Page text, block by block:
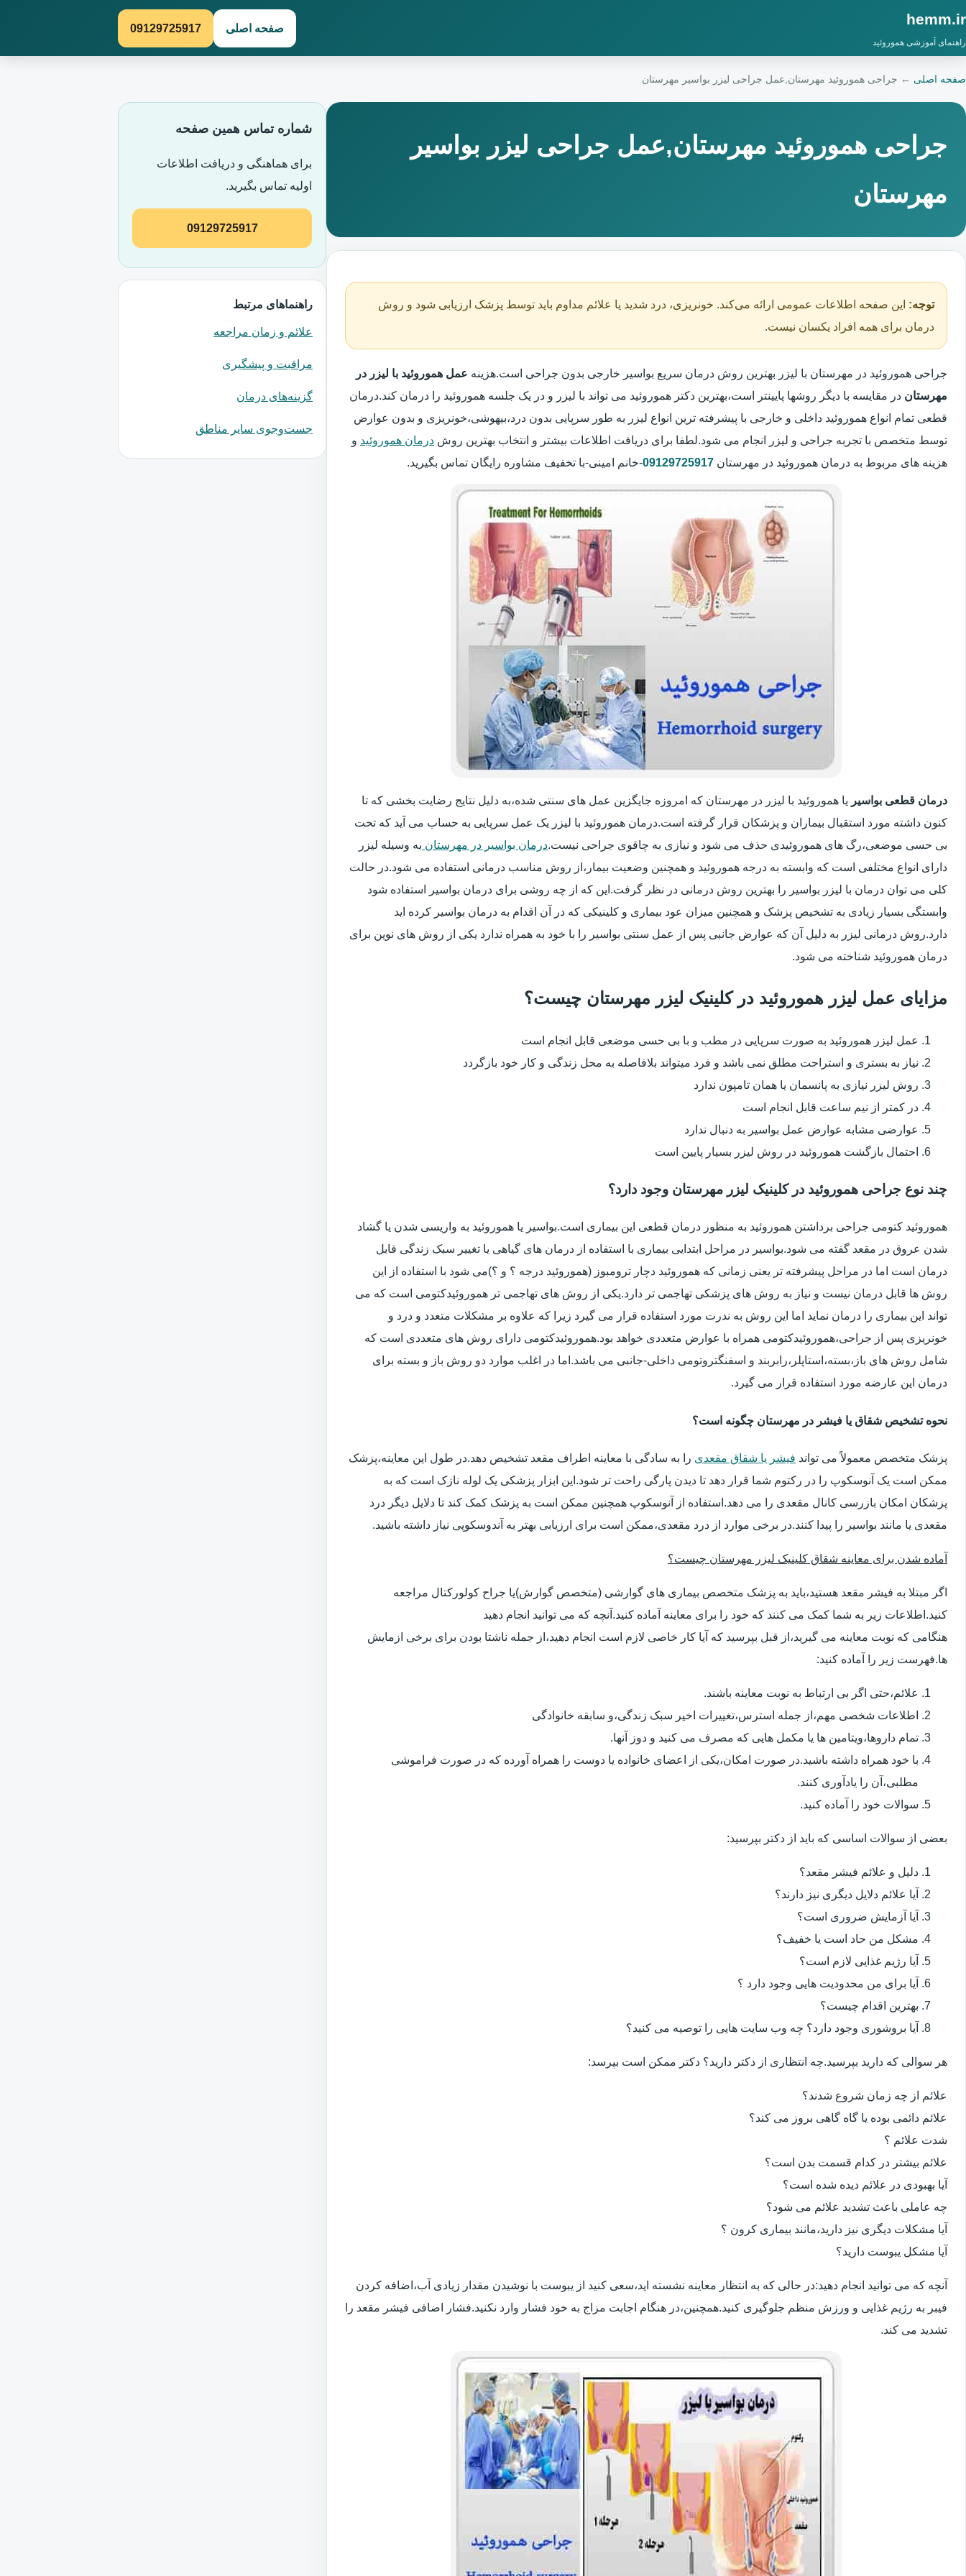
hemm.ir
راهنمای آموزشی هموروئید
صفحه اصلی 09129725917
صفحه اصلی ← جراحی هموروئید مهرستان,عمل جراحی لیزر بواسیر مهرستان
جراحی هموروئید مهرستان,عمل جراحی لیزر بواسیر
مهرستان
توجه: این صفحه اطلاعات عمومی ارائه می‌کند. خونریزی، درد شدید یا علائم مداوم باید توسط پزشک ارزیابی شود و روش
درمان برای همه افراد یکسان نیست.
جراحی هموروئید در مهرستان با لیزر بهترین روش درمان سریع بواسیر خارجی بدون جراحی است.هزینه عمل هموروئید با لیزر در
مهرستان در مقایسه با دیگر روشها پایینتر است،بهترین دکتر هموروئید می تواند با لیزر و در یک جلسه هموروئید را درمان کند.درمان
قطعی تمام انواع هموروئید داخلی و خارجی با پیشرفته ترین انواع لیزر به طور سرپایی بدون درد،بیهوشی،خونریزی و بدون عوارض
توسط متخصص با تجربه جراحی و لیزر انجام می شود.لطفا برای دریافت اطلاعات بیشتر و انتخاب بهترین روش درمان هموروئید و
هزینه های مربوط به درمان هموروئید در مهرستان 09129725917-خانم امینی-با تخفیف مشاوره رایگان تماس بگیرید.
درمان قطعی بواسیر یا هموروئید با لیزر در مهرستان که امروزه جایگزین عمل های سنتی شده،به دلیل نتایج رضایت بخشی که تا
کنون داشته مورد استقبال بیماران و پزشکان قرار گرفته است.درمان هموروئید با لیزر یک عمل سرپایی به حساب می آید که تحت
بی حسی موضعی،رگ های هموروئیدی حذف می شود و نیازی به چاقوی جراحی نیست.درمان بواسیر در مهرستان به وسیله لیزر
دارای انواع مختلفی است که وابسته به درجه هموروئید و همچنین وضعیت بیمار،از روش مناسب درمانی استفاده می شود.در حالت
کلی می توان درمان با لیزر بواسیر را بهترین روش درمانی در نظر گرفت.این که از چه روشی برای درمان بواسیر استفاده شود
وابستگی بسیار زیادی به تشخیص پزشک و همچنین میزان عود بیماری و کلینیکی که در آن اقدام به درمان بواسیر کرده اید
دارد.روش درمانی لیزر به دلیل آن که عوارض جانبی پس از عمل سنتی بواسیر را با خود به همراه ندارد یکی از روش های نوین برای
درمان هموروئید شناخته می شود.
مزایای عمل لیزر هموروئید در کلینیک لیزر مهرستان چیست؟
عمل لیزر هموروئید به صورت سرپایی در مطب و با بی حسی موضعی قابل انجام است
نیاز به بستری و استراحت مطلق نمی باشد و فرد میتواند بلافاصله به محل زندگی و کار خود بازگردد
روش لیزر نیازی به پانسمان یا همان تامپون ندارد
در کمتر از نیم ساعت قابل انجام است
عوارضی مشابه عوارض عمل بواسیر به دنبال ندارد
احتمال بازگشت هموروئید در روش لیزر بسیار پایین است
چند نوع جراحی هموروئید در کلینیک لیزر مهرستان وجود دارد؟
هموروئید کتومی جراحی برداشتن هموروئید به منظور درمان قطعی این بیماری است.بواسیر یا هموروئید به واریسی شدن یا گشاد
شدن عروق در مقعد گفته می شود.بواسیر در مراحل ابتدایی بیماری با استفاده از درمان های گیاهی یا تغییر سبک زندگی قابل
درمان است اما در مراحل پیشرفته تر یعنی زمانی که هموروئید دچار ترومبوز (هموروئید درجه ؟ و ؟)می شود با استفاده از این
روش ها قابل درمان نیست و نیاز به روش های پزشکی تهاجمی تر دارد.یکی از روش های تهاجمی تر هموروئیدکتومی است که می
تواند این بیماری را درمان نماید اما این روش به ندرت مورد استفاده قرار می گیرد زیرا که علاوه بر مشکلات متعدد و درد و
خونریزی پس از جراحی،هموروئیدکتومی همراه با عوارض متعددی خواهد بود.هموروئیدکتومی دارای روش های متعددی است که
شامل روش های باز،بسته،استاپلر،رابربند و اسفنگتروتومی داخلی-جانبی می باشد.اما در اغلب موارد دو روش باز و بسته برای
درمان این عارضه مورد استفاده قرار می گیرد.
نحوه تشخیص شقاق یا فیشر در مهرستان چگونه است؟
پزشک متخصص معمولاً می تواند فیشر یا شقاق مقعدی را به سادگی با معاینه اطراف مقعد تشخیص دهد.در طول این معاینه،پزشک
ممکن است یک آنوسکوپ را در رکتوم شما قرار دهد تا دیدن پارگی راحت تر شود.این ابزار پزشکی یک لوله نازک است که به
پزشکان امکان بازرسی کانال مقعدی را می دهد.استفاده از آنوسکوپ همچنین ممکن است به پزشک کمک کند تا دلایل دیگر درد
مقعدی یا مانند بواسیر را پیدا کنند.در برخی موارد از درد مقعدی،ممکن است برای ارزیابی بهتر به آندوسکوپی نیاز داشته باشید.
آماده شدن برای معاینه شقاق کلینیک لیزر مهرستان چیست؟
اگر مبتلا به فیشر مقعد هستید،باید به پزشک متخصص بیماری های گوارشی (متخصص گوارش)یا جراح کولورکتال مراجعه
کنید.اطلاعات زیر به شما کمک می کنند که خود را برای معاینه آماده کنید.آنچه که می توانید انجام دهید
هنگامی که نوبت معاینه می گیرید،از قبل بپرسید که آیا کار خاصی لازم است انجام دهید،از جمله ناشتا بودن برای برخی ازمایش
ها.فهرست زیر را آماده کنید:
علائم،حتی اگر بی ارتباط به نوبت معاینه باشند.
اطلاعات شخصی مهم،از جمله استرس،تغییرات اخیر سبک زندگی،و سابقه خانوادگی
تمام داروها،ویتامین ها یا مکمل هایی که مصرف می کنید و دوز آنها.
با خود همراه داشته باشید.در صورت امکان،یکی از اعضای خانواده یا دوست را همراه آورده که در صورت فراموشی
مطلبی،آن را یادآوری کنند.
سوالات خود را آماده کنید.
بعضی از سوالات اساسی که باید از دکتر بپرسید:
دلیل و علائم فیشر مقعد؟
آیا علائم دلایل دیگری نیز دارند؟
آیا آزمایش ضروری است؟
مشکل من حاد است یا خفیف؟
آیا رژیم غذایی لازم است؟
آیا برای من محدودیت هایی وجود دارد ؟
بهترین اقدام چیست؟
آیا بروشوری وجود دارد؟ چه وب سایت هایی را توصیه می کنید؟
هر سوالی که دارید بپرسید.چه انتظاری از دکتر دارید؟ دکتر ممکن است بپرسد:
علائم از چه زمان شروع شدند؟
علائم دائمی بوده یا گاه گاهی بروز می کند؟
شدت علائم ؟
علائم بیشتر در کدام قسمت بدن است؟
آیا بهبودی در علائم دیده شده است؟
چه عاملی باعث تشدید علائم می شود؟
آیا مشکلات دیگری نیز دارید،مانند بیماری کرون ؟
آیا مشکل یبوست دارید؟
آنچه که می توانید انجام دهید:در حالی که به انتظار معاینه نشسته اید،سعی کنید از یبوست با نوشیدن مقدار زیادی آب،اضافه کردن
فیبر به رژیم غذایی و ورزش منظم جلوگیری کنید.همچنین،در هنگام اجابت مزاج به خود فشار وارد نکنید.فشار اضافی فیشر مقعد را
تشدید می کند.
شماره تماس همین صفحه
برای هماهنگی و دریافت اطلاعات
اولیه تماس بگیرید.
09129725917
راهنماهای مرتبط
علائم و زمان مراجعه
مراقبت و پیشگیری
گزینه‌های درمان
جست‌وجوی سایر مناطق